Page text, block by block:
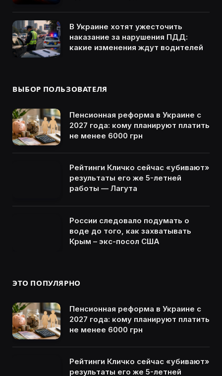
В Украине хотят ужесточить
наказание за нарушения ПДД:
какие изменения ждут водителей
ВЫБОР ПОЛЬЗОВАТЕЛЯ
Пенсионная реформа в Украине с
2027 года: кому планируют платить
не менее 6000 грн
Рейтинги Кличко сейчас «убивают»
результаты его же 5-летней
работы — Лагута
России следовало подумать о
воде до того, как захватывать
Крым – экс-посол США
ЭТО ПОПУЛЯРНО
Пенсионная реформа в Украине с
2027 года: кому планируют платить
не менее 6000 грн
Рейтинги Кличко сейчас «убивают»
результаты его же 5-летней